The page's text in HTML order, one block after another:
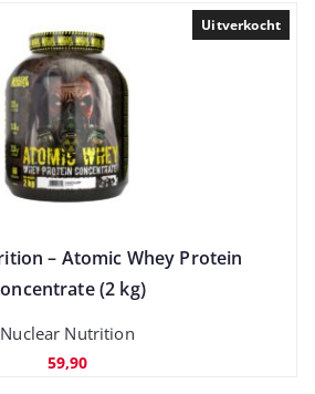
Uitverkocht
– Atomic Whey Protein
(2 kg)
Nuclear Nutrition
59,90